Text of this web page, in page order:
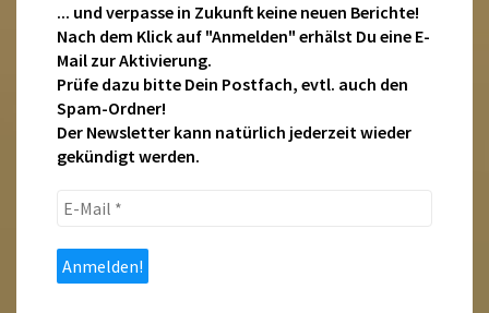
... und verpasse in Zukunft keine neuen Berichte!
Nach dem Klick auf "Anmelden" erhälst Du eine E-
Mail zur Aktivierung.
Prüfe dazu bitte Dein Postfach, evtl. auch den
Spam-Ordner!
Der Newsletter kann natürlich jederzeit wieder
gekündigt werden.
E-
*